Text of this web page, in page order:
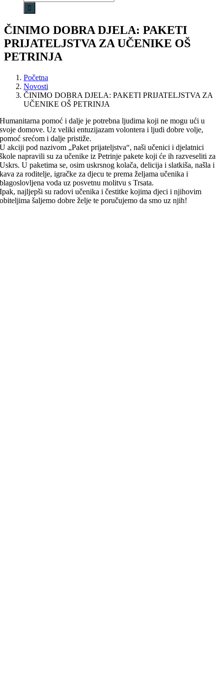
ČINIMO DOBRA DJELA: PAKETI
PRIJATELJSTVA ZA UČENIKE OŠ
PETRINJA
Početna
Novosti
ČINIMO DOBRA DJELA: PAKETI PRIJATELJSTVA ZA
UČENIKE OŠ PETRINJA
Humanitarna pomoć i dalje je potrebna ljudima koji ne mogu ući u
svoje domove. Uz veliki entuzijazam volontera i ljudi dobre volje,
pomoć srećom i dalje pristiže.
U akciji pod nazivom „Paket prijateljstva“, naši učenici i djelatnici
škole napravili su za učenike iz Petrinje pakete koji će ih razveseliti za
Uskrs. U paketima se, osim uskrsnog kolača, delicija i slatkiša, našla i
kava za roditelje, igračke za djecu te prema željama učenika i
blagoslovljena voda uz posvetnu molitvu s Trsata.
Ipak, najljepši su radovi učenika i čestitke kojima djeci i njihovim
obiteljima šaljemo dobre želje te poručujemo da smo uz njih!